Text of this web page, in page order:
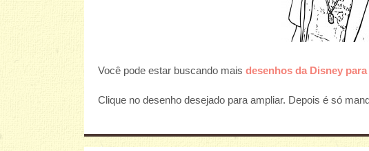
Você pode estar buscando mais desenhos da Disney
Clique no desenho desejado para ampliar. Depois é só